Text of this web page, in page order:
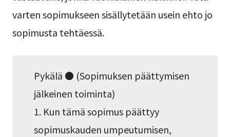
varten sopimukseen sisällytetään usein ehto jo
sopimusta tehtäessä.
Pykälä ● (Sopimuksen päättymisen
jälkeinen toiminta)
1. Kun tämä sopimus päättyy
sopimuskauden umpeutumisen,